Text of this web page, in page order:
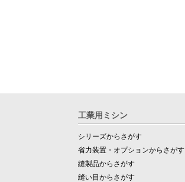
工業用ミシン
シリーズからさがす
省力装置・オプションからさがす
縫製品からさがす
縫い目からさがす